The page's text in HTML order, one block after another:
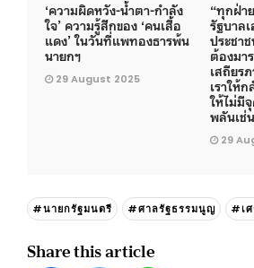
‘ความผิดหวัง-น้ำตา-กำลัง
ใจ’ ความรู้สึกของ ‘คนเสื้อ
แดง’ ในวันที่แพทองธารพ้น
นายกฯ
29 August 2025
“ทุกฝ่า
รัฐบาล
ประชา
ต้องมา
เสถียร
เราให้
ให้ไม่มี
พลันเช่
29
#นายกรัฐมนตรี #ศาลรัฐธรรมนูญ #เ
Share this article